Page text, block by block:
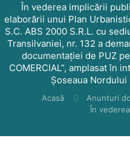
În vederea implicării
elaborării unui Plan
S.C. ABS 2000 S.R.L. cu
Transilvaniei, nr. 132 a
documentaţiei de PUZ
COMERCIAL”, amplasat în
Șoseaua Nordului
Acasă
Anunturi